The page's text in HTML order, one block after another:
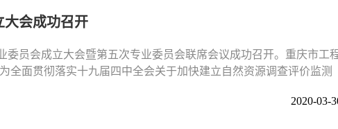
大会成功召开
委员会成立大会暨第五次专业委员会联席会议成功召开。重庆市工
全面贯彻落实十九届四中全会关于加快建立自然资源调查评价监测
2020-03-